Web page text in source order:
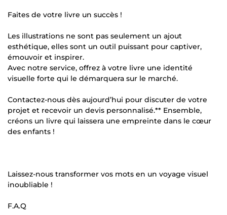
Faites de votre livre un succès !
Les illustrations ne sont pas seulement un ajout
esthétique, elles sont un outil puissant pour captiver,
émouvoir et inspirer.
Avec notre service, offrez à votre livre une identité
visuelle forte qui le démarquera sur le marché.
Contactez-nous dès aujourd’hui pour discuter de votre
projet et recevoir un devis personnalisé.** Ensemble,
créons un livre qui laissera une empreinte dans le cœur
des enfants !
Laissez-nous transformer vos mots en un voyage visuel
inoubliable !
F.A.Q